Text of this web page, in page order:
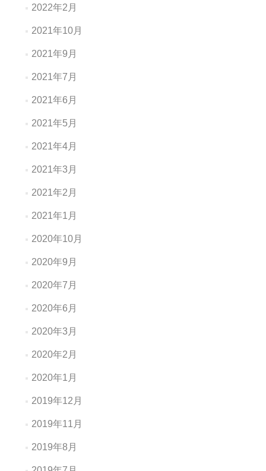
2022年2月
2021年10月
2021年9月
2021年7月
2021年6月
2021年5月
2021年4月
2021年3月
2021年2月
2021年1月
2020年10月
2020年9月
2020年7月
2020年6月
2020年3月
2020年2月
2020年1月
2019年12月
2019年11月
2019年8月